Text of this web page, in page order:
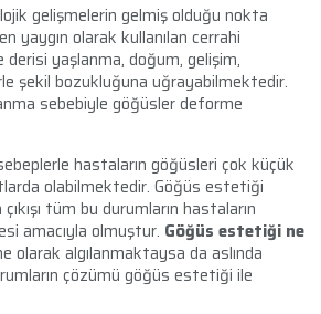
gelişmelerin gelmiş olduğu nokta
yaygın olarak kullanılan cerrahi
yaşlanma, doğum, gelişim,
şekil bozukluğuna uğrayabilmektedir.
sebebiyle göğüsler deforme
hastaların göğüsleri çok küçük
olabilmektedir. Göğüs estetiği
tüm bu durumların hastaların
amacıyla olmuştur. Göğüs estetiği ne
olarak algılanmaktaysa da aslında
çözümü göğüs estetiği ile